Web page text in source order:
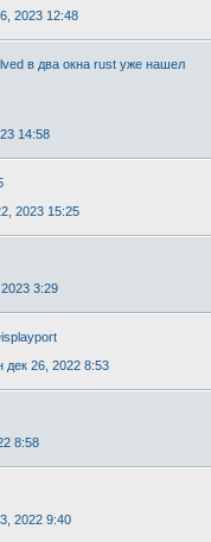
2023 12:48
в два окна rust уже нашел
14:58
2023 15:25
3:29
дек 26, 2022 8:53
8:58
2022 9:40